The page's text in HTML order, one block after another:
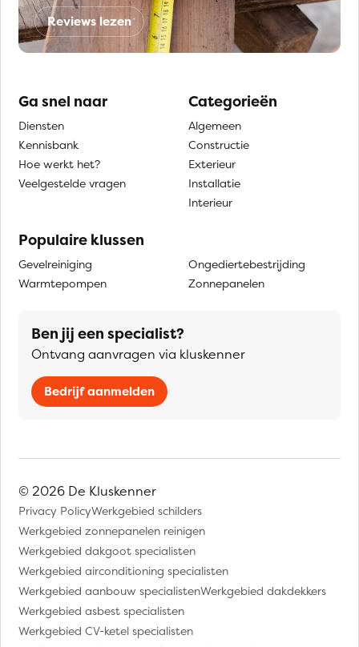
Reviews lezen
Ga snel naar
Diensten
Kennisbank
Hoe werkt het?
Veelgestelde vragen
Categorieën
Algemeen
Constructie
Exterieur
Installatie
Interieur
Populaire klussen
Gevelreiniging
Warmtepompen
Ongediertebestrijding
Zonnepanelen
Ben jij een specialist?
Ontvang aanvragen via kluskenner
Bedrijf aanmelden
© 2026 De Kluskenner
Privacy PolicyWerkgebied schilders
Werkgebied zonnepanelen reinigen
Werkgebied dakgoot specialisten
Werkgebied airconditioning specialisten
Werkgebied aanbouw specialistenWerkgebied dakdekkers
Werkgebied asbest specialisten
Werkgebied CV-ketel specialisten